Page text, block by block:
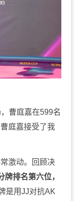
曹庭嘉在599名
庭嘉接受了我
激动。回顾决
排名第六位，
是用JJ对抗AK